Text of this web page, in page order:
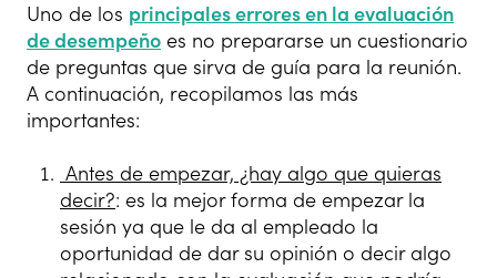
Uno de los principales errores en la evaluación
de desempeño es no prepararse un cuestionario
de preguntas que sirva de guía para la reunión.
A continuación, recopilamos las más
importantes:
Antes de empezar, ¿hay algo que quieras
decir?: es la mejor forma de empezar la
sesión ya que le da al empleado la
oportunidad de dar su opinión o decir algo